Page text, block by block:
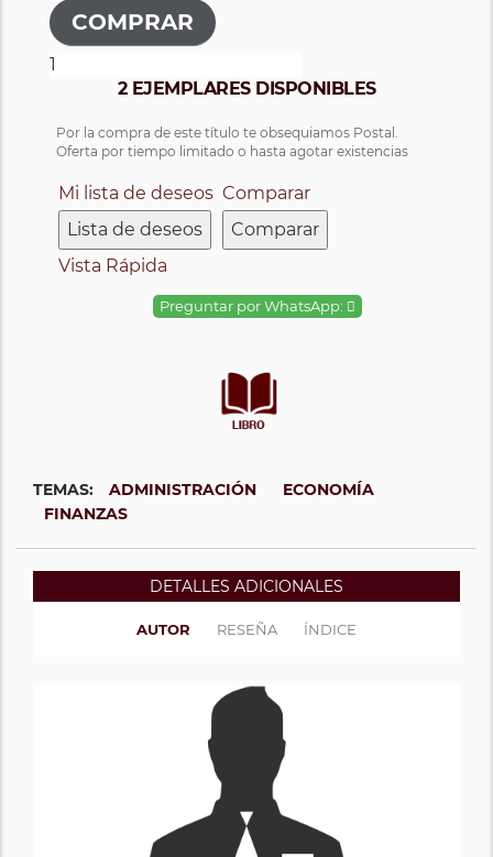
2 EJEMPLARES DISPONIBLES
Por la compra de este título te obsequiamos Postal.
Oferta por tiempo limitado o hasta agotar existencias
Mi lista de deseos
Lista de deseos
Comparar
Comparar
Vista Rápida
Preguntar por WhatsApp:
TEMAS: ADMINISTRACIÓN
ECONOMÍA
FINANZAS
DETALLES ADICIONALES
AUTOR RESEÑA ÍNDICE